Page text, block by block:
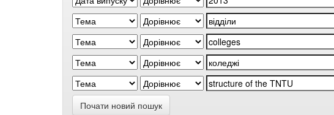
Почати новий пошук